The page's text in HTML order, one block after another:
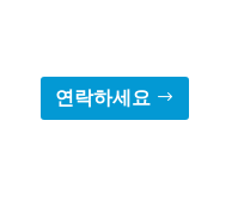
연락하세요